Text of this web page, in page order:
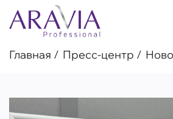
Главная Пресс-центр